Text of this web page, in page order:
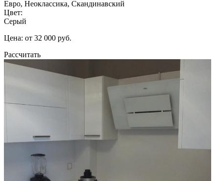
Евро, Неоклассика, Скандинавский
Цвет:
Серый
Цена: от 32 000 руб.
Рассчитать